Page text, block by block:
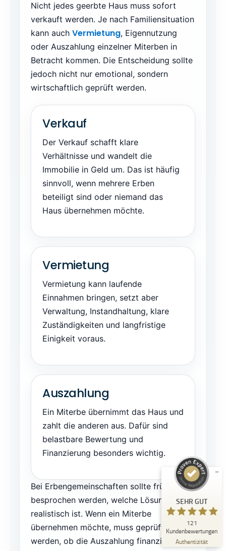
Nicht jedes geerbte Haus muss sofort
verkauft werden. Je nach Familiensituation
kann auch Vermietung, Eigennutzung
oder Auszahlung einzelner Miterben in
Betracht kommen. Die Entscheidung sollte
jedoch nicht nur emotional, sondern
wirtschaftlich geprüft werden.
Verkauf
Der Verkauf schafft klare
Verhältnisse und wandelt die
Immobilie in Geld um. Das ist häufig
sinnvoll, wenn mehrere Erben
beteiligt sind oder niemand das
Haus übernehmen möchte.
Vermietung
Vermietung kann laufende
Einnahmen bringen, setzt aber
Verwaltung, Instandhaltung, klare
Zuständigkeiten und langfristige
Einigkeit voraus.
Auszahlung
Ein Miterbe übernimmt das Haus und
zahlt die anderen aus. Dafür sind
belastbare Bewertung und
Finanzierung besonders wichtig.
Bei Erbengemeinschaften sollte früh
besprochen werden, welche Lösung
realistisch ist. Wenn ein Miterbe
übernehmen möchte, muss geprüft
werden, ob die Auszahlung finanzierbar
SEHR GUT
121
Kundenbewertungen
Authentizität
Immobilienmakler Michael Ruland
ProvenExpert.com
SEHR GUT
18
ProvenExpert.com
103
Bewertungen von
4
anderen Quellen
Blick aufs ProvenExpert-Profil werfen
06.08.2026